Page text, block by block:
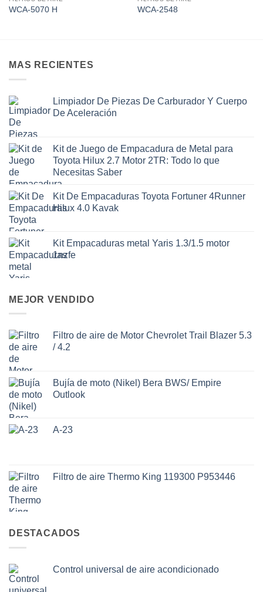
WCA-5070 H WCA-2548
MAS RECIENTES
Limpiador De Piezas De Carburador Y Cuerpo
De Aceleración
Kit de Juego de Empacadura de Metal para
Toyota Hilux 2.7 Motor 2TR: Todo lo que
Necesitas Saber
Kit De Empacaduras Toyota Fortuner 4Runner
Hilux 4.0 Kavak
Kit Empacaduras metal Yaris 1.3/1.5 motor
1nzfe
MEJOR VENDIDO
Filtro de aire de Motor Chevrolet Trail Blazer 5.3
/ 4.2
Bujía de moto (Nikel) Bera BWS/ Empire
Outlook
A-23
Filtro de aire Thermo King 119300 P953446
DESTACADOS
Control universal de aire acondicionado